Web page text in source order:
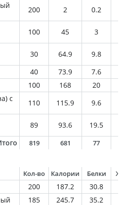
200 2 0.2
100 45 3
30 64.9 9.8
40 73.9 7.6
100 168 20
с
110 115.9 9.6
89 93.6 19.5
819 681 77
Кол-во Калории Белки
200 187.2 30.8
185 245.7 35.2